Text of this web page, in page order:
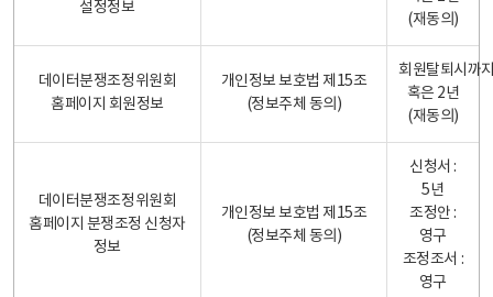
설정정보
(재동의)
데이터분쟁조정위원회
홈페이지 회원정보
개인정보 보호법 제15조
(정보주체 동의)
회원탈퇴시까
혹은 2년
(재동의)
데이터분쟁조정위원회
홈페이지 분쟁조정 신청자
정보
개인정보 보호법 제15조
(정보주체 동의)
신청서 :
5년
조정안 :
영구
조정조서 :
영구